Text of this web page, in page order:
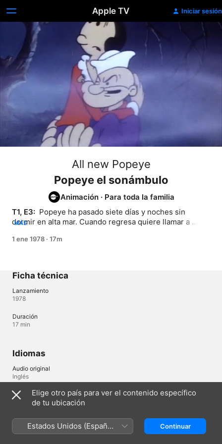
Apple TV Iniciar sesión
All new Popeye
Popeye el sonámbulo
Animación · Para toda la familia
T1, E3: Popeye ha pasado siete días y noches sin
dormir en alta mar. Cuando regresa quiere llamar a
dormido en el techo del bote.
MÁS
1 ene 1978 · 17m
Ficha técnica
Lanzamiento
1978
Duración
17 min
Idiomas
Audio original
Inglés
Copyright © 2026 Apple Inc.
Todos los derechos reservados.
Elige otro país para ver el contenido específico
de tu ubicación
Estados Unidos (Español
México)
Continuar